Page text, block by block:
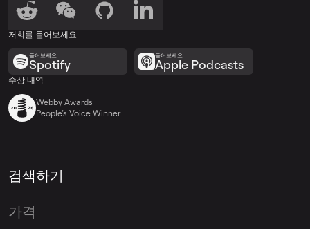
저희를 들어보세요
들어보세요
Spotify
들어보세요
Apple Podcasts
수상 내역
Webby Awards
People’s Voice Winner
검색하기
가격